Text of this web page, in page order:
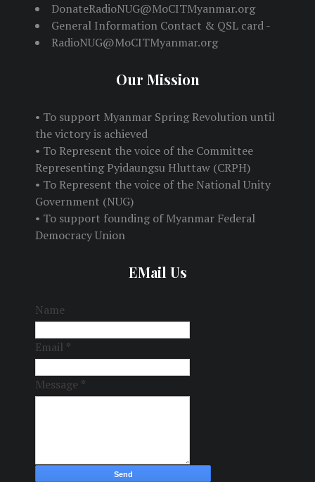
DonateRadioNUG@MoCITMyanmar.org
General Information Contact & QSL card -
RadioNUG@MoCITMyanmar.org
Our Mission
• To support Myanmar Spring Revolution until
the victory is achieved
• To Represent the voice of the Committee
Representing Pyidaungsu Hluttaw (CRPH)
• To Represent the voice of the National Unity
Government (NUG)
• To support founding of Myanmar Federal
Democracy Union
EMail Us
Name
Email *
Message *